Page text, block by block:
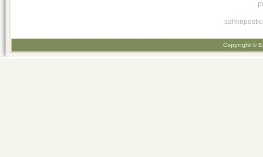
Copyright ©